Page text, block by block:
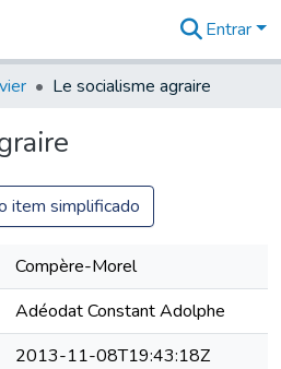
&
Coleções
Biblioteca
Estatísticas
Entrar
Le socialisme agraire
item simplificado
Compère-Morel
Adéodat Constant Adolphe
2013-11-08T19:43:18Z